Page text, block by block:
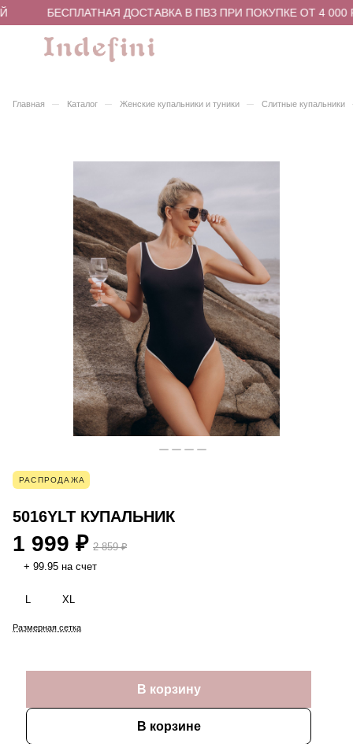
БЕСПЛАТНАЯ ДОСТАВКА В ПВЗ ПРИ ПОКУПКЕ ОТ 4 000
Главная – Каталог – Женские купальники и туники – Слитные купальники
РАСПРОДАЖА
5016YLT КУПАЛЬНИК
1 999 ₽ 2 859 ₽
+ 99.95 на счет
L XL
Размерная сетка
В корзину
В корзине